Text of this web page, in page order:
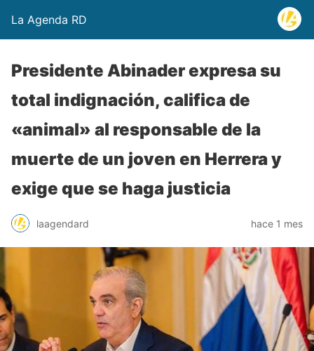
La Agenda RD
Presidente Abinader expresa su
total indignación, califica de
«animal» al responsable de la
muerte de un joven en Herrera y
exige que se haga justicia
laagendard hace 1 mes